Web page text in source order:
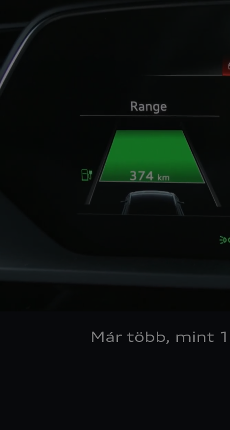
Már több, mint